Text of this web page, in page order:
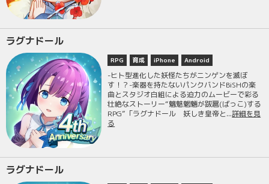
ラグナドール
RPG 育成 iPhone Android
-ヒト型進化した妖怪たちがニンゲンを滅ぼ
す！？-楽器を持たないパンクバンドBiSHの楽
曲とスタジオ白組による迫力のムービーで彩る
壮絶なストーリー“魑魅魍魎が跋扈(ばっこ)する
RPG”「ラグナドール 妖しき皇帝と...詳細を見
る
ラグナドール